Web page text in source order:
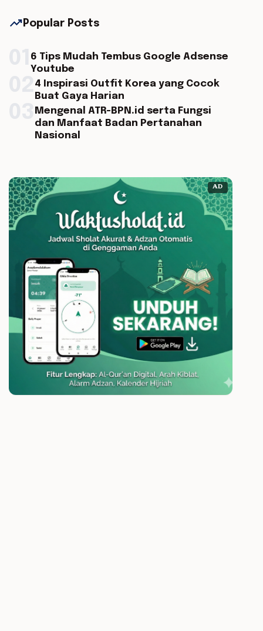
trending_up Popular Posts
6 Tips Mudah Tembus Google Adsense
Youtube
4 Inspirasi Outfit Korea yang Cocok
Buat Gaya Harian
Mengenal ATR-BPN.id serta Fungsi
dan Manfaat Badan Pertanahan
Nasional
AD